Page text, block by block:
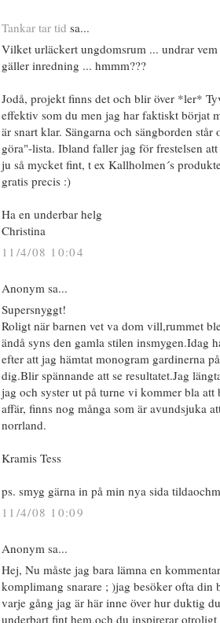
Tankar tar tid sa...
Vilket urläckert ungdomsrum ... undrar
gäller inredning ... hmmm???
Jodå, projekt finns det och blir över *ler*
effektiv som du men jag har faktiskt börjat
är snart klar. Sängarna och sängborden står
göra"-lista. Ibland faller jag för frestelsen
ju så mycket fint, t ex Kallholmen´s
gratis precis :)
Ha en underbar helg
Christina
11/4/08 10:04
Anonym sa...
Supersnyggt!
Roligt när barnen vet va dom vill,rummet
ändå syns den gamla stilen insmygen.Idag
efter att jag hämtat monogram gardinerna
dig.Blir spännande att se resultatet.Jag
jag och syster ut på turne vi kommer bla att
affär, finns nog många som är avundsjuka
norrland.
Kramis Tess
ps. smyg gärna in på min nya sida
11/4/08 10:09
Anonym sa...
Hej, Nu måste jag bara lämna en
komplimang snarare ; )jag besöker ofta din
varje gång jag är här inne över hur duktig
underbart fint hem,och du inspirerar